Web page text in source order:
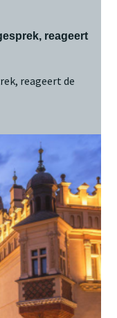
reageert
reageert de